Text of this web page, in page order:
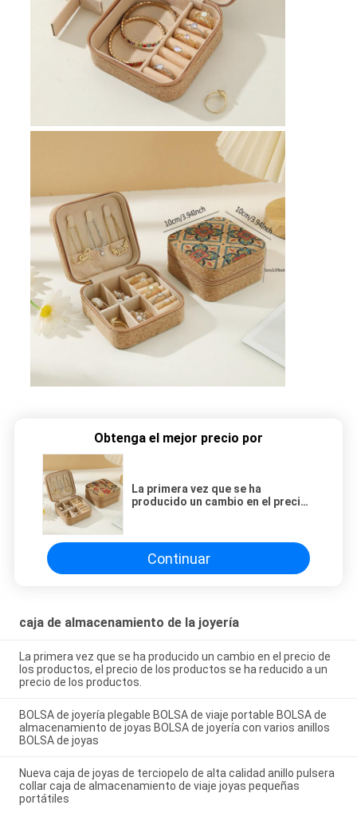
Obtenga el mejor precio por
La primera vez que se ha
producido un cambio en el precio
precio de los productos.
Continuar
caja de almacenamiento de la joyería
La primera vez que se ha producido un cambio en el precio de
los productos, el precio de los productos se ha reducido a un
precio de los productos.
BOLSA de joyería plegable BOLSA de viaje portable BOLSA de
almacenamiento de joyas BOLSA de joyería con varios anillos
BOLSA de joyas
Nueva caja de joyas de terciopelo de alta calidad anillo pulsera
collar caja de almacenamiento de viaje joyas pequeñas
portátiles